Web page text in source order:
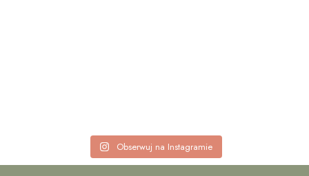
Obserwuj na Instagramie